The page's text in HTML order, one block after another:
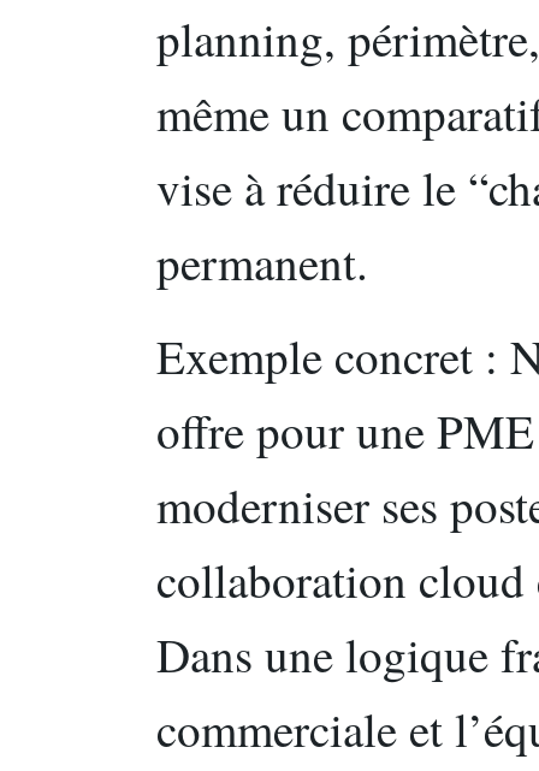
planning,
même un
vise à réduire le
permanent.
Exemple concret :
offre pour une
moderniser ses
collaboration cloud
Dans une logique
commerciale et